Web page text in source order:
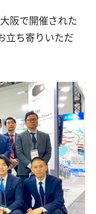
阪で開催された
立ち寄りいただ